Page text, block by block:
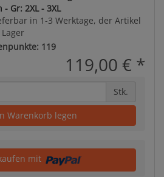
- Gr: 2XL - 3XL
in 1-3 Werktage, der Artikel
119
119,00 € *
Stk.
Warenkorb legen
mit